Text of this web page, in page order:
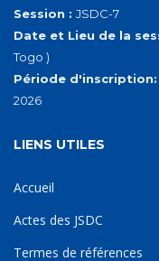
Session : JSDC-7
Date et Lieu de la
Togo )
Période d'inscription:
2026
LIENS UTILES
Accueil
Actes des JSDC
Termes de références